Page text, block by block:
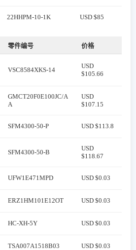
22HHPM-10-1K USD $85
零件编号 价格
VSC8584XKS-14
USD
$105.66
GMCT20F0E100JC/A
A
USD
$107.15
SFM4300-50-P USD $113.8
SFM4300-50-B
USD
$118.67
UFW1E471MPD USD $0.03
ERZ1HM101E12OT USD $0.03
HC-XH-5Y USD $0.03
TSA007A1518B03 USD $0.03